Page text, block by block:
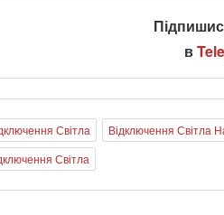
в
Світла Відключення Світла
Світла